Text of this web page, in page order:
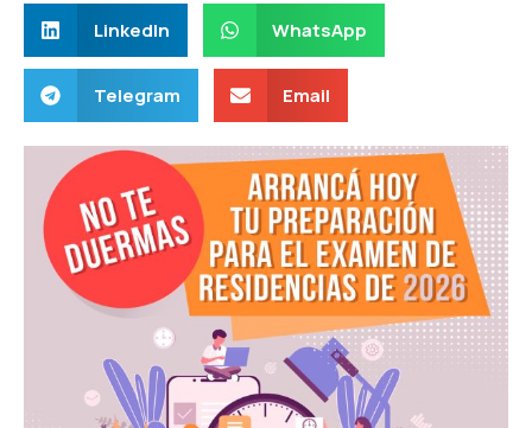
LinkedIn WhatsApp
Telegram Email